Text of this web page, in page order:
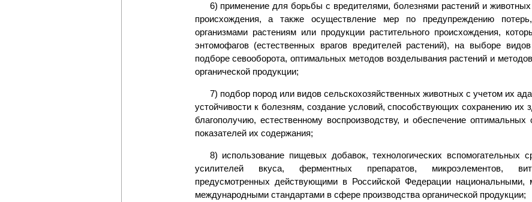
6) применение для борьбы с вредителями, болезнями растений и животных
происхождения, а также осуществление мер по предупреждению
организмами растениям или продукции растительного происхождения,
энтомофагов (естественных врагов вредителей растений), на выборе
подборе севооборота, оптимальных методов возделывания растений и
органической продукции;
7) подбор пород или видов сельскохозяйственных животных с учетом их
устойчивости к болезням, создание условий, способствующих сохранению их
благополучию, естественному воспроизводству, и обеспечение оптимальных
показателей их содержания;
8) использование пищевых добавок, технологических вспомогательных
усилителей вкуса, ферментных препаратов, микроэлементов,
предусмотренных действующими в Российской Федерации национальными,
международными стандартами в сфере производства органической продукции;